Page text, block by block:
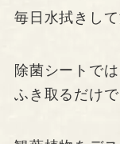
毎日水拭きし
除菌シートで
ふき取るだけで